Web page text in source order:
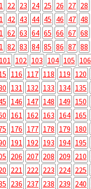
22 23 24 25 26 27 28
42 43 44 45 46 47 48
62 63 64 65 66 67 68
82 83 84 85 86 87 88
101 102 103 104 105 106
116 117 118 119 120
131 132 133 134 135
146 147 148 149 150
161 162 163 164 165
176 177 178 179 180
191 192 193 194 195
206 207 208 209 210
221 222 223 224 225
236 237 238 239 240